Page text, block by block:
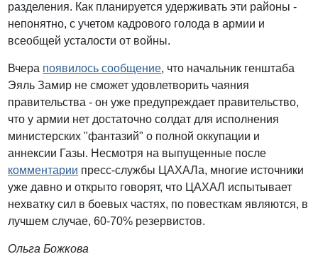
разделения. Как планируется удерживать эти районы -
непонятно, с учетом кадрового голода в армии и
всеобщей усталости от войны.
Вчера появилось сообщение, что начальник генштаба
Эяль Замир не сможет удовлетворить чаяния
правительства - он уже предупреждает правительство,
что у армии нет достаточно солдат для исполнения
министерских "фантазий" о полной оккупации и
аннексии Газы. Несмотря на выпущенные после
комментарии пресс-службы ЦАХАЛа, многие источники
уже давно и открыто говорят, что ЦАХАЛ испытывает
нехватку сил в боевых частях, по повесткам являются, в
лучшем случае, 60-70% резервистов.
Ольга Божкова